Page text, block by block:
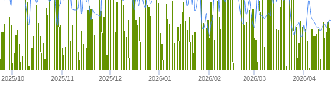
2025/10 2025/11 2025/12 2026/01 2026/02 2026/03 2026/04